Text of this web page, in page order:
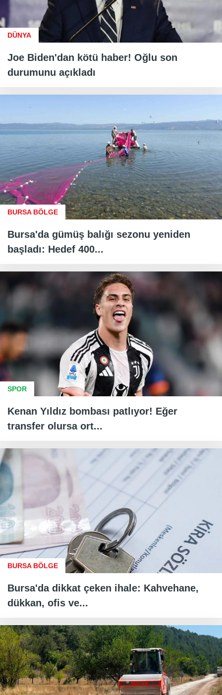
DÜNYA
Joe Biden'dan kötü haber! Oğlu son
durumunu açıkladı
BURSA BÖLGE
Bursa'da gümüş balığı sezonu yeniden
başladı: Hedef 400...
SPOR
Kenan Yıldız bombası patlıyor! Eğer
transfer olursa ort...
BURSA BÖLGE
Bursa'da dikkat çeken ihale: Kahvehane,
dükkan, ofis ve...